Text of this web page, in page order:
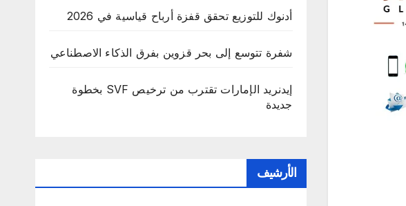
أدنوك للتوزيع تحقق قفزة أرباح قياسية في 2026
شفرة تتوسع إلى بحر قزوين بفرق الذكاء الاصطناعي
إيدنريد الإمارات تقترب من ترخيص SVF بخطوة
جديدة
الأرشيف